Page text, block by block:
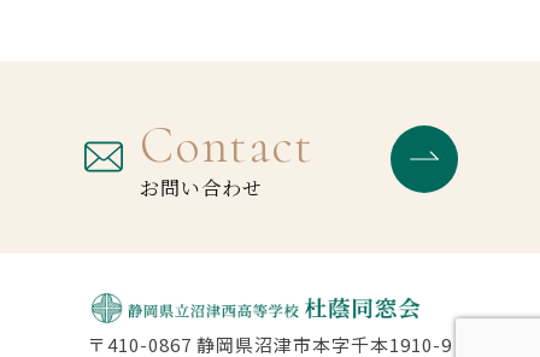
Contact
お問い合わせ
〒410-0867 静岡県沼津市本字千本1910-9